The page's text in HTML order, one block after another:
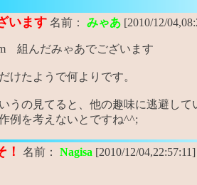
います 名前： みゃあ [2010/12/
組んだみゃあでございます
けたようで何よりです。
うの見てると、他の趣味に逃避して
例を考えないとですね^^;
！ 名前： Nagisa [2010/12/